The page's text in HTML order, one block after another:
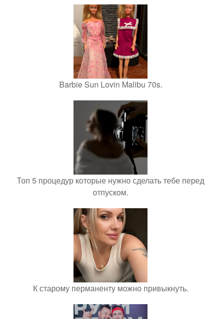
Barbie Sun Lovin Malibu 70s.
Топ 5 процедур которые нужно сделать тебе перед
отпуском.
К старому перманенту можно привыкнуть.